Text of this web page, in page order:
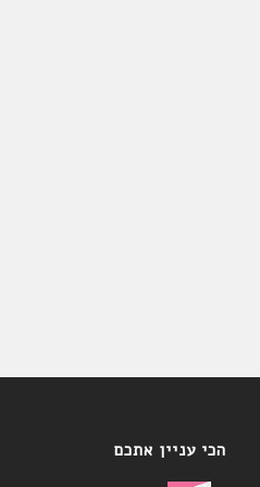
הכי עניין אתכם